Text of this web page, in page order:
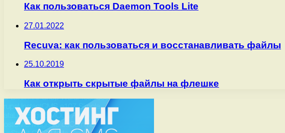
Как пользоваться Daemon Tools Lite
27.01.2022
Recuva: как пользоваться и восстанавливать файлы
25.10.2019
Как открыть скрытые файлы на флешке